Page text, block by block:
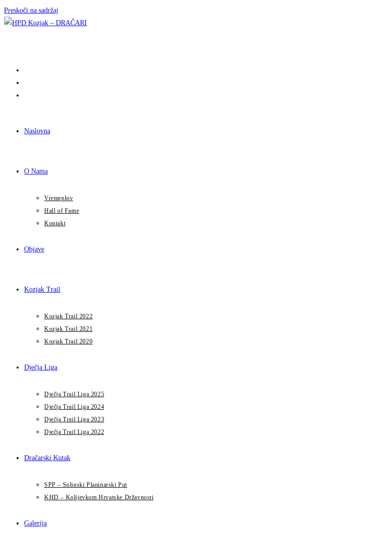
Preskoči na sadržaj
Naslovna
O Nama
Vremeplov
Hall of Fame
Kontakt
Objave
Kozjak Trail
Kozjak Trail 2022
Kozjak Trail 2021
Kozjak Trail 2020
Dječja Liga
Dječja Trail Liga 2025
Dječja Trail Liga 2024
Dječja Trail Liga 2023
Dječja Trail Liga 2022
Dračarski Kutak
SPP – Solinski Planinarski Put
KHD – Kolijevkom Hrvatske Državnosti
Galerija